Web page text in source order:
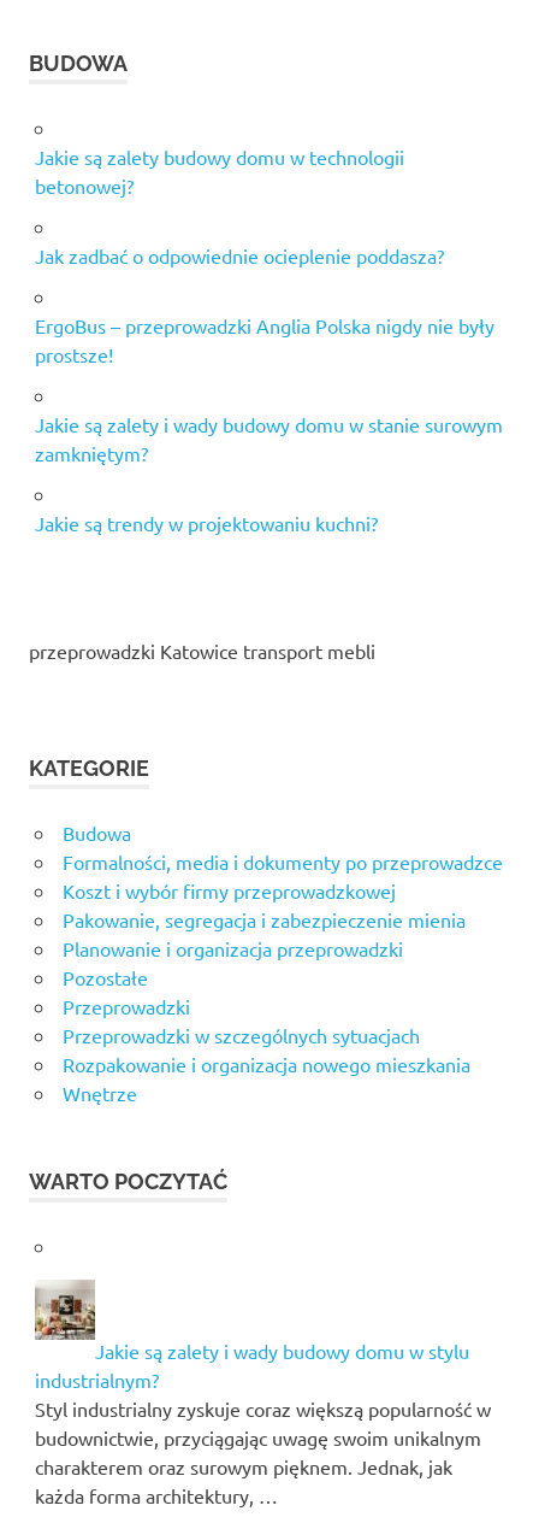
BUDOWA
Jakie są zalety budowy domu w technologii
betonowej?
Jak zadbać o odpowiednie ocieplenie poddasza?
ErgoBus – przeprowadzki Anglia Polska nigdy nie były
prostsze!
Jakie są zalety i wady budowy domu w stanie surowym
zamkniętym?
Jakie są trendy w projektowaniu kuchni?
przeprowadzki Katowice transport mebli
KATEGORIE
Budowa
Formalności, media i dokumenty po przeprowadzce
Koszt i wybór firmy przeprowadzkowej
Pakowanie, segregacja i zabezpieczenie mienia
Planowanie i organizacja przeprowadzki
Pozostałe
Przeprowadzki
Przeprowadzki w szczególnych sytuacjach
Rozpakowanie i organizacja nowego mieszkania
Wnętrze
WARTO POCZYTAĆ
Jakie są zalety i wady budowy domu w stylu
industrialnym?
Styl industrialny zyskuje coraz większą popularność w
budownictwie, przyciągając uwagę swoim unikalnym
charakterem oraz surowym pięknem. Jednak, jak
każda forma architektury, …